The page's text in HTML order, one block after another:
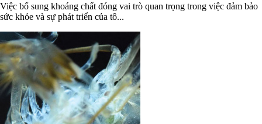
Việc bổ sung khoáng chất đóng vai trò quan trọng trong việc đảm bảo
sức khỏe và sự phát triển của tô...